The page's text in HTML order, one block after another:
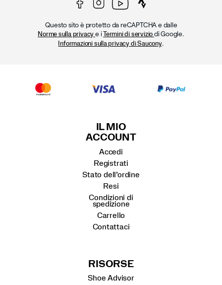
Questo sito è protetto da reCAPTCHA e dalle
Norme sulla privacy e i Termini di servizio di Google.
Informazioni sulla privacy di Saucony.
IL MIO
ACCOUNT
Accedi
Registrati
Stato dell’ordine
Resi
Condizioni di
spedizione
Carrello
Contattaci
RISORSE
Shoe Advisor